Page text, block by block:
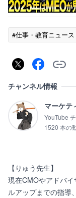
#仕事・教育ニュース
チャンネル情報
マーケテ
YouTube
1520 本の
【りゅう先生】
現在CMOやアドバ
ルアップまでの指導